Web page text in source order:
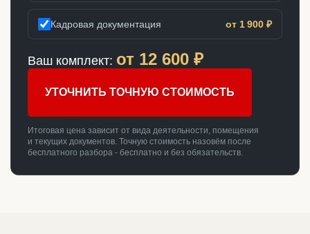
Кадровая документация от 1 900 ₽
Ваш комплект: от 12 600 ₽
УТОЧНИТЬ ТОЧНУЮ СТОИМОСТЬ
Итоговая цена зависит от вида деятельности, помещения
и текущих документов. Точную стоимость назовём после
бесплатного разбора - бесплатно и без обязательств.